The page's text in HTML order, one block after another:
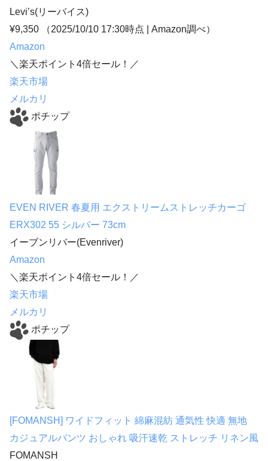
Levi’s(リーバイス)
¥9,350
（2025/10/10 17:30時点 | Amazon調べ）
Amazon
＼楽天ポイント4倍セール！／
楽天市場
メルカリ
ポチップ
EVEN RIVER 春夏用 エクストリームストレッチカーゴ
ERX302 55 シルバー 73cm
イーブンリバー(Evenriver)
Amazon
＼楽天ポイント4倍セール！／
楽天市場
メルカリ
ポチップ
[FOMANSH] ワイドフィット 綿麻混紡 通気性 快適 無地
カジュアルパンツ おしゃれ 吸汗速乾 ストレッチ リネン風
FOMANSH